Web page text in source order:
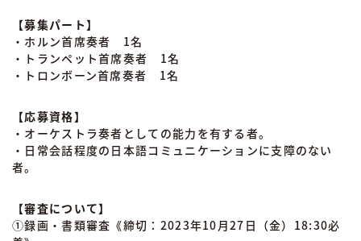
【募集パート】
・ホルン首席奏者 1名
・トランペット首席奏者 1名
・トロンボーン首席奏者 1名
【応募資格】
・オーケストラ奏者としての能力を有する者。
・日常会話程度の日本語コミュニケーションに支障のない
者。
【審査について】
①録画・書類審査《締切：2023年10月27日（金）18:30必